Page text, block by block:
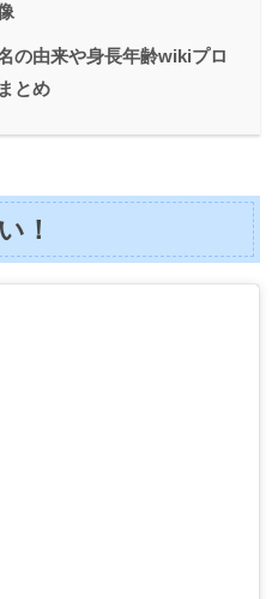
の由来や身長年齢wikiプロ
とめ
！